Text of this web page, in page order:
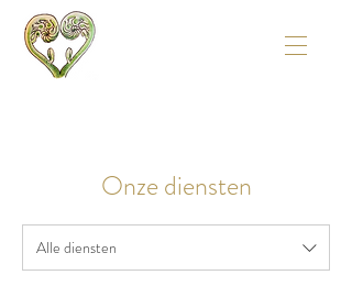
Onze diensten
Alle diensten